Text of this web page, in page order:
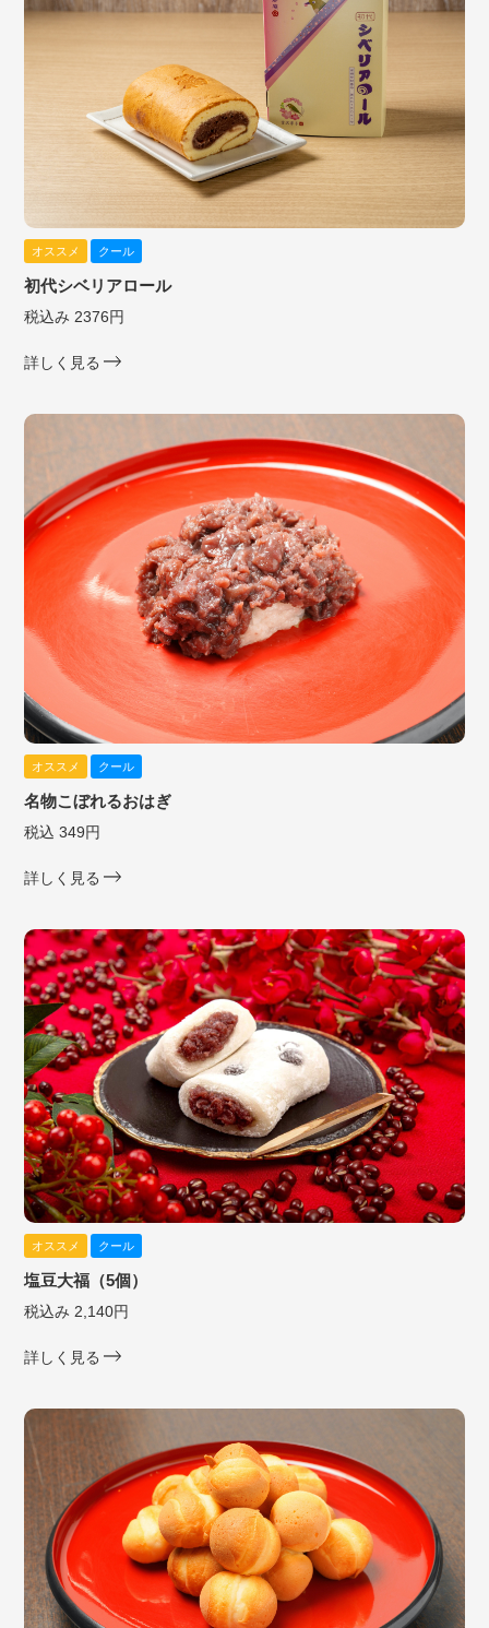
オススメ クール
初代シベリアロール
税込み 2376円
詳しく見る
オススメ クール
名物こぼれるおはぎ
税込 349円
詳しく見る
オススメ クール
塩豆大福（5個）
税込み 2,140円
詳しく見る